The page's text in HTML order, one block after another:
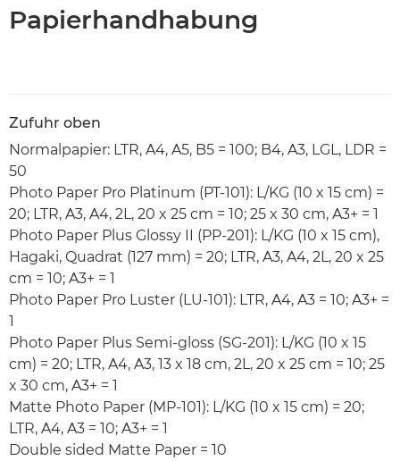
Papierhandhabung
Zufuhr oben
Normalpapier: LTR, A4, A5, B5 = 100; B4, A3, LGL, LDR =
50
Photo Paper Pro Platinum (PT-101): L/KG (10 x 15 cm) =
20; LTR, A3, A4, 2L, 20 x 25 cm = 10; 25 x 30 cm, A3+ = 1
Photo Paper Plus Glossy II (PP-201): L/KG (10 x 15 cm),
Hagaki, Quadrat (127 mm) = 20; LTR, A3, A4, 2L, 20 x 25
cm = 10; A3+ = 1
Photo Paper Pro Luster (LU-101): LTR, A4, A3 = 10; A3+ =
1
Photo Paper Plus Semi-gloss (SG-201): L/KG (10 x 15
cm) = 20; LTR, A4, A3, 13 x 18 cm, 2L, 20 x 25 cm = 10; 25
x 30 cm, A3+ = 1
Matte Photo Paper (MP-101): L/KG (10 x 15 cm) = 20;
LTR, A4, A3 = 10; A3+ = 1
Double sided Matte Paper = 10